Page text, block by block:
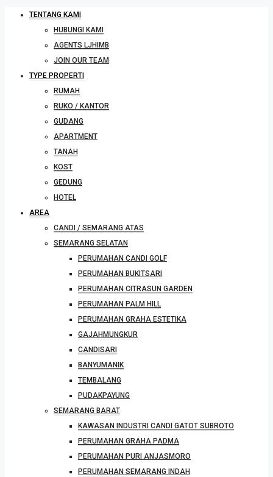
TENTANG KAMI
HUBUNGI KAMI
AGENTS LJHIMB
JOIN OUR TEAM
TYPE PROPERTI
RUMAH
RUKO / KANTOR
GUDANG
APARTMENT
TANAH
KOST
GEDUNG
HOTEL
AREA
CANDI / SEMARANG ATAS
SEMARANG SELATAN
PERUMAHAN CANDI GOLF
PERUMAHAN BUKITSARI
PERUMAHAN CITRASUN GARDEN
PERUMAHAN PALM HILL
PERUMAHAN GRAHA ESTETIKA
GAJAHMUNGKUR
CANDISARI
BANYUMANIK
TEMBALANG
PUDAKPAYUNG
SEMARANG BARAT
KAWASAN INDUSTRI CANDI GATOT SUBROTO
PERUMAHAN GRAHA PADMA
PERUMAHAN PURI ANJASMORO
PERUMAHAN SEMARANG INDAH